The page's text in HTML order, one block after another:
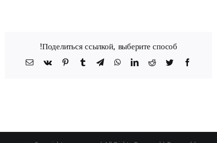
Поделиться ссылкой, выберите способ!
Facebook
Twitter
Reddit
LinkedIn
WhatsApp
Telegram
Tumblr
Pinterest
Vk
כתובת